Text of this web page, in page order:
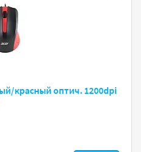
красный оптич. 1200dpi